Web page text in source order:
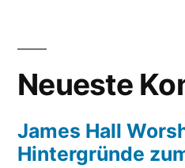
Neueste
James Hall
Hintergründe